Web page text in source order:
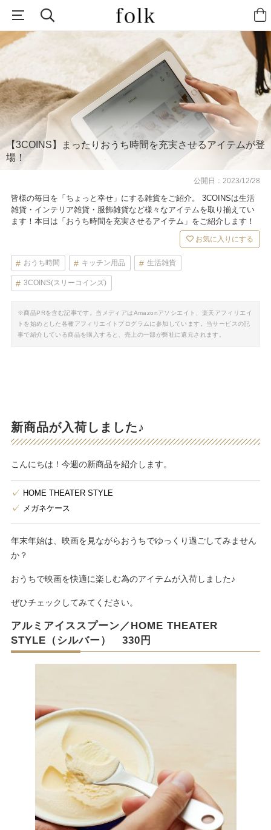
【3COINS】まったりおうち時間を充実させるアイテムが登
場！
公開日：2023/12/28
皆様の毎日を「ちょっと幸せ」にする雑貨をご紹介。 3COINSは生活
雑貨・インテリア雑貨・服飾雑貨など様々なアイテムを取り揃えてい
ます！本日は「おうち時間を充実させるアイテム」をご紹介します！
お気に入りにする
おうち時間 キッチン用品 生活雑貨
3COINS(スリーコインズ)
※商品PRを含む記事です。当メディアはAmazonアソシエイト、楽天アフィリエイ
トを始めとした各種アフィリエイトプログラムに参加しています。当サービスの記
事で紹介している商品を購入すると、売上の一部が弊社に還元されます。
新商品が入荷しました♪
こんにちは！今週の新商品を紹介します。
HOME THEATER STYLE
メガネケース
年末年始は、映画を見ながらおうちでゆっくり過ごしてみません
か？
おうちで映画を快適に楽しむ為のアイテムが入荷しました♪
ぜひチェックしてみてください。
アルミアイススプーン／HOME THEATER
STYLE（シルバー） 330円